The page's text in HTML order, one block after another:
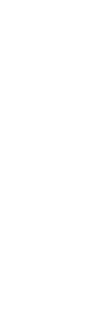
Et celle d’entre vous
à Son messager et
deux fois sa
Lire la